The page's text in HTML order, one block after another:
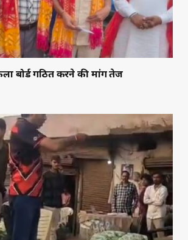
बोर्ड गठित करने की मांग तेज